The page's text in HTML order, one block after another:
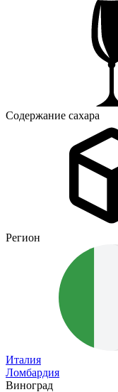
Содержание сахара
Регион
Италия
Ломбардия
Виноград